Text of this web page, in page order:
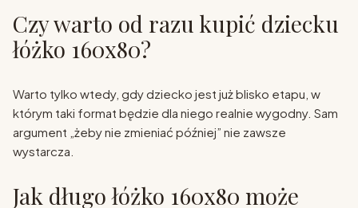
Czy warto od razu kupić dziecku
łóżko 160x80?
Warto tylko wtedy, gdy dziecko jest już blisko etapu, w
którym taki format będzie dla niego realnie wygodny. Sam
argument „żeby nie zmieniać później” nie zawsze
wystarcza.
Jak długo łóżko 160x80 może